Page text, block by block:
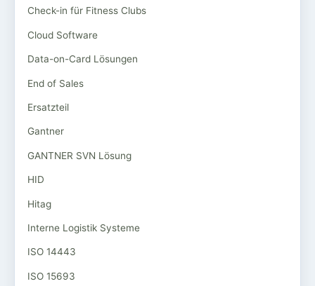
Check-in für Fitness Clubs
Cloud Software
Data-on-Card Lösungen
End of Sales
Ersatzteil
Gantner
GANTNER SVN Lösung
HID
Hitag
Interne Logistik Systeme
ISO 14443
ISO 15693